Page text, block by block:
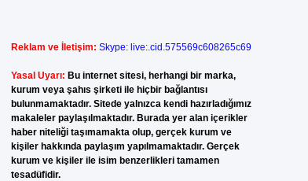
Reklam ve İletişim: Skype: live:.cid.575569c608265c69
Yasal Uyarı: Bu internet sitesi, herhangi bir marka,
kurum veya şahıs şirketi ile hiçbir bağlantısı
bulunmamaktadır. Sitede yalnızca kendi hazırladığımız
makaleler paylaşılmaktadır. Burada yer alan içerikler
haber niteliği taşımamakta olup, gerçek kurum ve
kişiler hakkında paylaşım yapılmamaktadır. Gerçek
kurum ve kişiler ile isim benzerlikleri tamamen
tesadüfidir.